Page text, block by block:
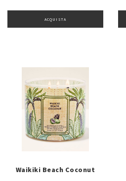
ACQUISTA
Waikiki Beach Coconut